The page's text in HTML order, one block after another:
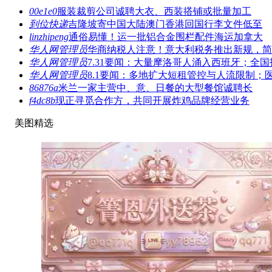
00e1e0服装裁剪公司诚聘大衣、西装搭铺或批量加工
到位快递吉隆坡寄中国大陆澳门香港回国行李文件低至
linzhipeng通俗易懂！运一批铝合金围栏配件海运加拿大
华人网管理员华商纳税人注意！意大利税务推出新规，
华人网管理员7.31要闻：大量摩洛哥人涌入西班牙；全国
华人网管理员8.1要闻：多地扩大短租管控与人流限制；
86876a米兰一家主营中、意、日餐的大型餐馆诚聘长
f4dc8b现正寻觅合作方，共同开展炸鸡品牌经营业务
美图精选